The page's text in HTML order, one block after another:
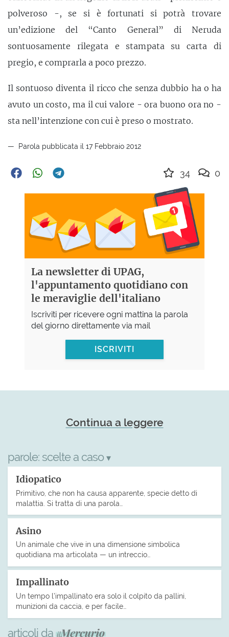
polveroso -, se si è fortunati si potrà trovare
un’edizione del “Canto General” di Neruda
sontuosamente rilegata e stampata su carta di
pregio, e comprarla a poco prezzo.
Il sontuoso diventa il ricco che senza dubbio ha o ha
avuto un costo, ma il cui valore - ora buono ora no -
sta nell’intenzione con cui è preso o mostrato.
Parola pubblicata il 17 Febbraio 2012
34 0
La newsletter di UPAG,
l'appuntamento quotidiano con
le meraviglie dell'italiano
Iscriviti per ricevere ogni mattina la parola
del giorno direttamente via mail
ISCRIVITI
Continua a leggere
parole: scelte a caso ▾
Idiopatico
Primitivo, che non ha causa apparente, specie detto di
malattia. Si tratta di una parola…
Asino
Un animale che vive in una dimensione simbolica
quotidiana ma articolata — un intreccio…
Impallinato
Un tempo l’impallinato era solo il colpito da pallini,
munizioni da caccia, e per facile…
articoli da